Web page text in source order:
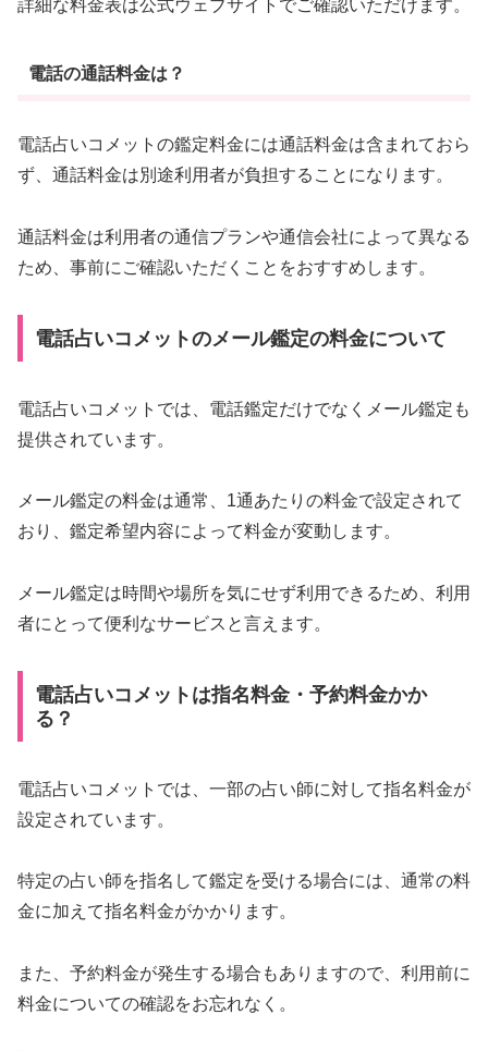
詳細な料金表は公式ウェブサイトでご確認いただけます。
電話の通話料金は？
電話占いコメットの鑑定料金には通話料金は含まれておら
ず、通話料金は別途利用者が負担することになります。
通話料金は利用者の通信プランや通信会社によって異なる
ため、事前にご確認いただくことをおすすめします。
電話占いコメットのメール鑑定の料金について
電話占いコメットでは、電話鑑定だけでなくメール鑑定も
提供されています。
メール鑑定の料金は通常、1通あたりの料金で設定されて
おり、鑑定希望内容によって料金が変動します。
メール鑑定は時間や場所を気にせず利用できるため、利用
者にとって便利なサービスと言えます。
電話占いコメットは指名料金・予約料金かか
る？
電話占いコメットでは、一部の占い師に対して指名料金が
設定されています。
特定の占い師を指名して鑑定を受ける場合には、通常の料
金に加えて指名料金がかかります。
また、予約料金が発生する場合もありますので、利用前に
料金についての確認をお忘れなく。